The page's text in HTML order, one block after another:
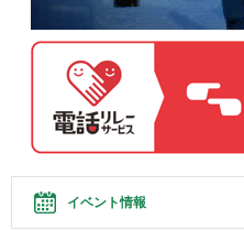
イベント情報